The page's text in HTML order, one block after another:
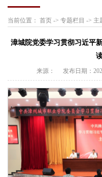
当前位置： 首页 -> 专题栏目 -> 主
漳城院党委学习贯彻习近平
来源： 发布日期：